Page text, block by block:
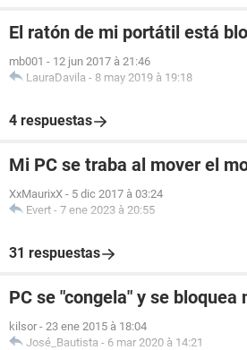
El ratón de mi portátil está
mb001 - 12 jun 2017 à 21:46
LauraDavila - 8 may 2019 à 19:18
4 respuestas
Mi PC se traba al mover el
XxMaurixX - 5 dic 2017 à 03:24
Evert - 7 ene 2023 à 20:55
31 respuestas
PC se "congela" y se bloquea
kilsor - 23 ene 2015 à 18:04
José_Bautista - 6 mar 2020 à 14:21